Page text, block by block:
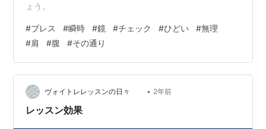
ょう。
#ブレス #瞬時 #鏡 #チェック #ひどい #無理
#肩 #腹 #その通り
ヴォイトレレッスンの日々 • 2年前
レッスン効果